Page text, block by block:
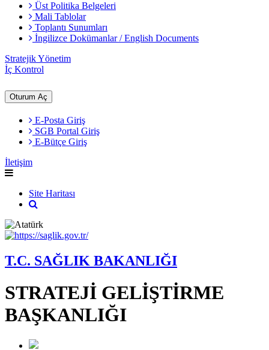
Üst Politika Belgeleri
Mali Tablolar
Toplantı Sunumları
İngilizce Dokümanlar / English Documents
Stratejik Yönetim
İç Kontrol
Oturum Aç
E-Posta Giriş
SGB Portal Giriş
E-Bütçe Giriş
İletişim
Site Haritası
T.C. SAĞLIK BAKANLIĞI
STRATEJİ GELİŞTİRME
BAŞKANLIĞI